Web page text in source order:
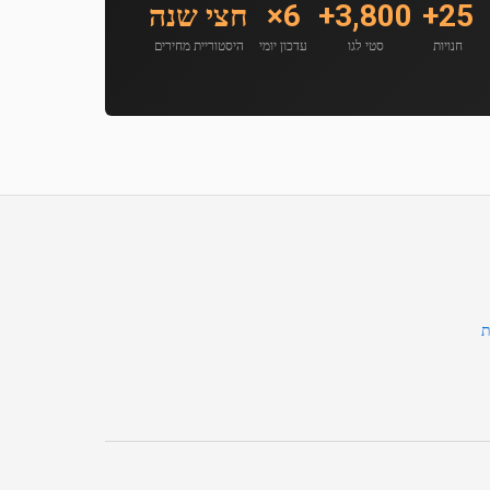
25+
חנויות
3,800+
סטי לגו
6×
עדכון יומי
חצי שנה
היסטוריית מחירים